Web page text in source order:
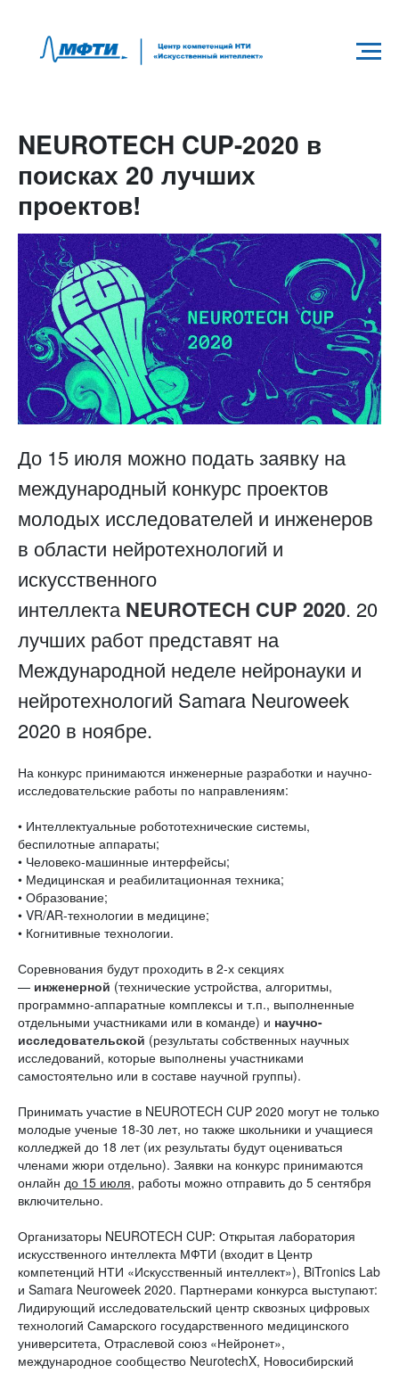
NEUROTECH CUP-2020 в
поисках 20 лучших
проектов!
До 15 июля можно подать заявку на
международный конкурс проектов
молодых исследователей и инженеров
в области нейротехнологий и
искусственного
интеллекта NEUROTECH CUP 2020. 20
лучших работ представят на
Международной неделе нейронауки и
нейротехнологий Samara Neuroweek
2020 в ноябре.
На конкурс принимаются инженерные разработки и научно-
исследовательские работы по направлениям:
• Интеллектуальные робототехнические системы,
беспилотные аппараты;
• Человеко-машинные интерфейсы;
• Медицинская и реабилитационная техника;
• Образование;
• VR/AR-технологии в медицине;
• Когнитивные технологии.
Соревнования будут проходить в 2-х секциях
— инженерной (технические устройства, алгоритмы,
программно-аппаратные комплексы и т.п., выполненные
отдельными участниками или в команде) и научно-
исследовательской (результаты собственных научных
исследований, которые выполнены участниками
самостоятельно или в составе научной группы).
Принимать участие в NEUROTECH CUP 2020 могут не только
молодые ученые 18-30 лет, но также школьники и учащиеся
колледжей до 18 лет (их результаты будут оцениваться
членами жюри отдельно). Заявки на конкурс принимаются
онлайн до 15 июля, работы можно отправить до 5 сентября
включительно.
Организаторы NEUROTECH CUP: Открытая лаборатория
искусственного интеллекта МФТИ (входит в Центр
компетенций НТИ «Искусственный интеллект»), BiTronics Lab
и Samara Neuroweek 2020. Партнерами конкурса выступают:
Лидирующий исследовательский центр сквозных цифровых
технологий Самарского государственного медицинского
университета, Отраслевой союз «Нейронет»,
международное сообщество NeurotechX, Новосибирский